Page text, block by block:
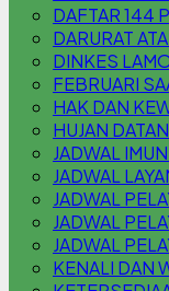
DAFTAR 144
DARURAT
DINKES
FEBRUARI
HAK DAN
HUJAN
JADWAL
JADWAL
JADWAL
JADWAL
JADWAL
KENALI DAN